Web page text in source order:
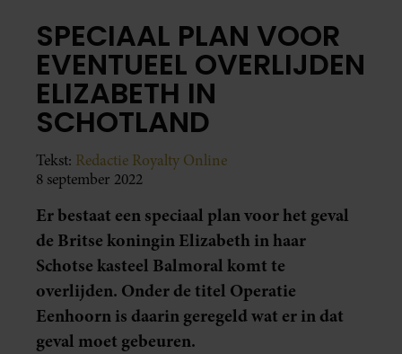
SPECIAAL PLAN VOOR
EVENTUEEL OVERLIJDEN
ELIZABETH IN
SCHOTLAND
Tekst: Redactie Royalty Online
8 september 2022
Er bestaat een speciaal plan voor het geval
de Britse koningin Elizabeth in haar
Schotse kasteel Balmoral komt te
overlijden. Onder de titel Operatie
Eenhoorn is daarin geregeld wat er in dat
geval moet gebeuren.